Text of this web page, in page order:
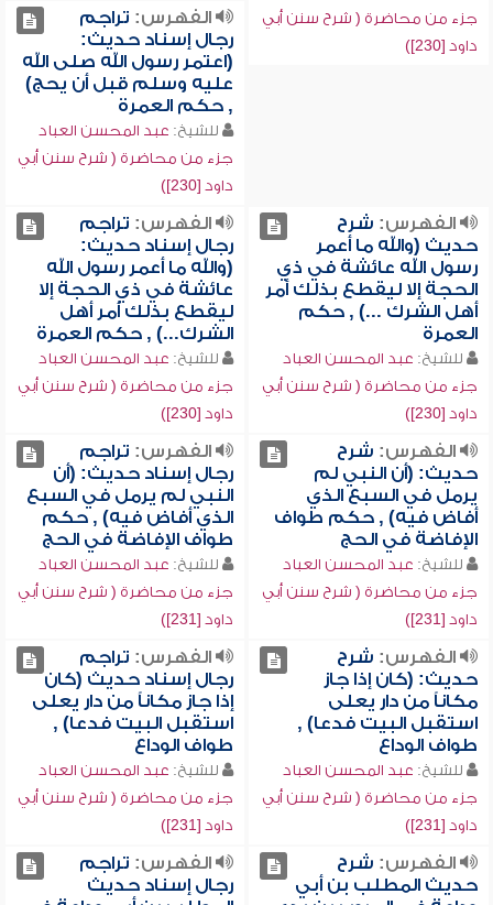
جزء من محاضرة ( شرح سنن أبي
داود [230])
الفهرس: تراجم
رجال إسناد حديث:
(اعتمر رسول الله صلى الله
عليه وسلم قبل أن يحج)
, حكم العمرة
للشيخ: عبد المحسن العباد
جزء من محاضرة ( شرح سنن أبي
داود [230])
الفهرس: شرح
حديث (والله ما أعمر
رسول الله عائشة في ذي
الحجة إلا ليقطع بذلك أمر
أهل الشرك ...) , حكم
العمرة
للشيخ: عبد المحسن العباد
جزء من محاضرة ( شرح سنن أبي
داود [230])
الفهرس: تراجم
رجال إسناد حديث:
(والله ما أعمر رسول الله
عائشة في ذي الحجة إلا
ليقطع بذلك أمر أهل
الشرك...) , حكم العمرة
للشيخ: عبد المحسن العباد
جزء من محاضرة ( شرح سنن أبي
داود [230])
الفهرس: شرح
حديث: (أن النبي لم
يرمل في السبع الذي
أفاض فيه) , حكم طواف
الإفاضة في الحج
للشيخ: عبد المحسن العباد
جزء من محاضرة ( شرح سنن أبي
داود [231])
الفهرس: تراجم
رجال إسناد حديث: (أن
النبي لم يرمل في السبع
الذي أفاض فيه) , حكم
طواف الإفاضة في الحج
للشيخ: عبد المحسن العباد
جزء من محاضرة ( شرح سنن أبي
داود [231])
الفهرس: شرح
حديث: (كان إذا جاز
مكاناً من دار يعلى
استقبل البيت فدعا) ,
طواف الوداع
للشيخ: عبد المحسن العباد
جزء من محاضرة ( شرح سنن أبي
داود [231])
الفهرس: تراجم
رجال إسناد حديث (كان
إذا جاز مكاناً من دار يعلى
استقبل البيت فدعا) ,
طواف الوداع
للشيخ: عبد المحسن العباد
جزء من محاضرة ( شرح سنن أبي
داود [231])
الفهرس: شرح
حديث المطلب بن أبي
الفهرس: تراجم
رجال إسناد حديث